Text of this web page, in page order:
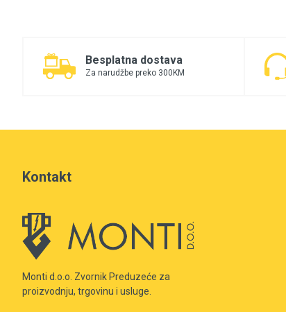
Besplatna dostava
Za narudžbe preko 300KM
Kontakt
Monti d.o.o. Zvornik Preduzeće za
proizvodnju, trgovinu i usluge.